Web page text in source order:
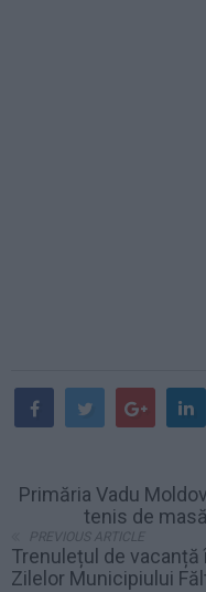
Primăria Vadu
tenis de
PREVIOUS ARTICLE
Trenulețul de vacanță
Zilelor Municipiului